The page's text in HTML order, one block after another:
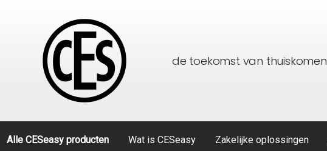
de toekomst van thuiskomen
Alle CESeasy producten Wat is CESeasy Zakelijke oplossingen